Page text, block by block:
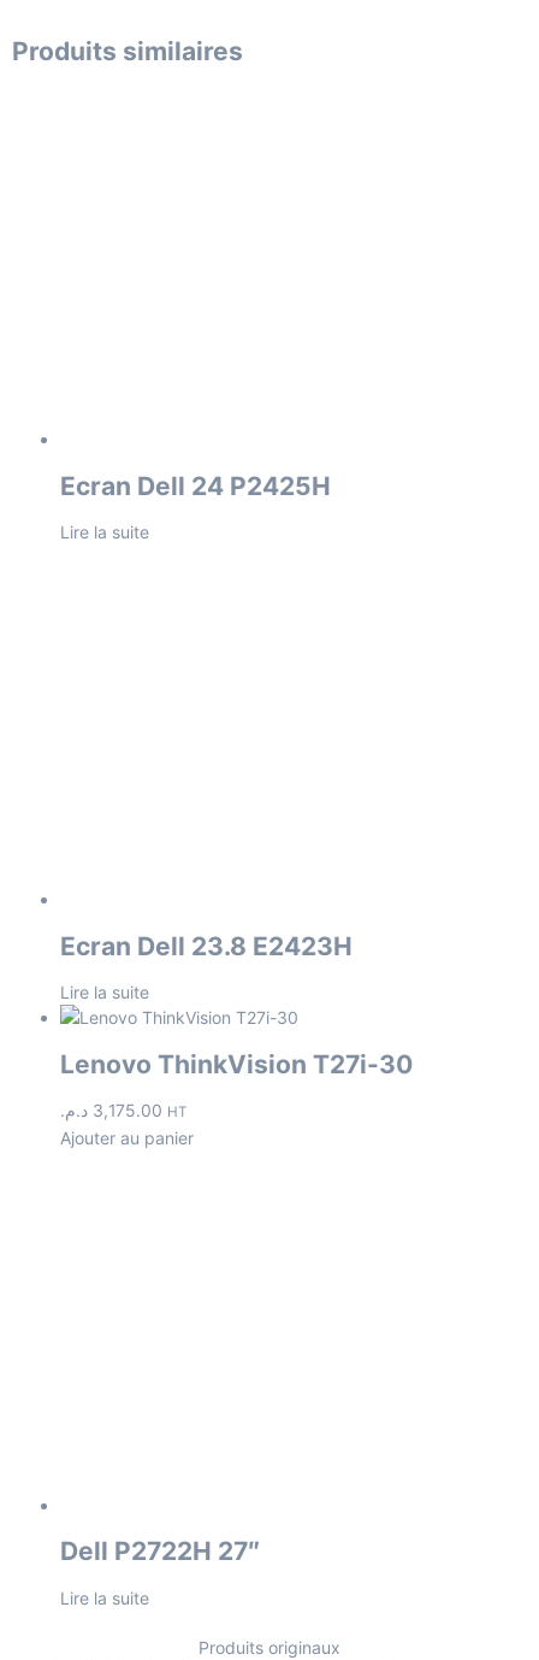
Produits similaires
Ecran Dell 24 P2425H
Lire la suite
Ecran Dell 23.8 E2423H
Lire la suite
Lenovo ThinkVision T27i-30
3,175.00 د.م. HT
Ajouter au panier
Dell P2722H 27″
Lire la suite
Produits originaux